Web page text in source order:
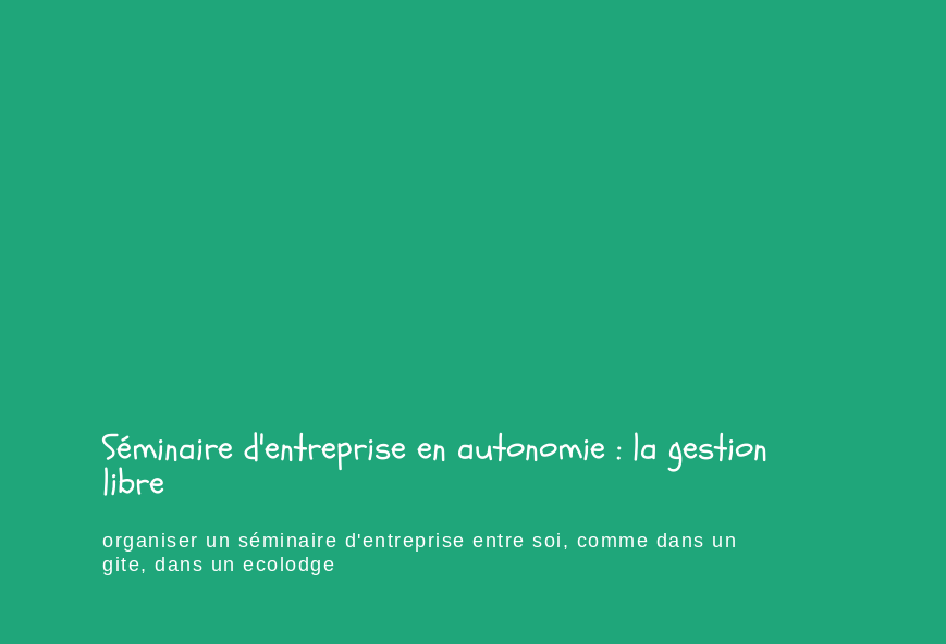
Séminaire d'entreprise en autonomie : la gestion
libre
organiser un séminaire d'entreprise entre soi, comme dans un
gite, dans un ecolodge